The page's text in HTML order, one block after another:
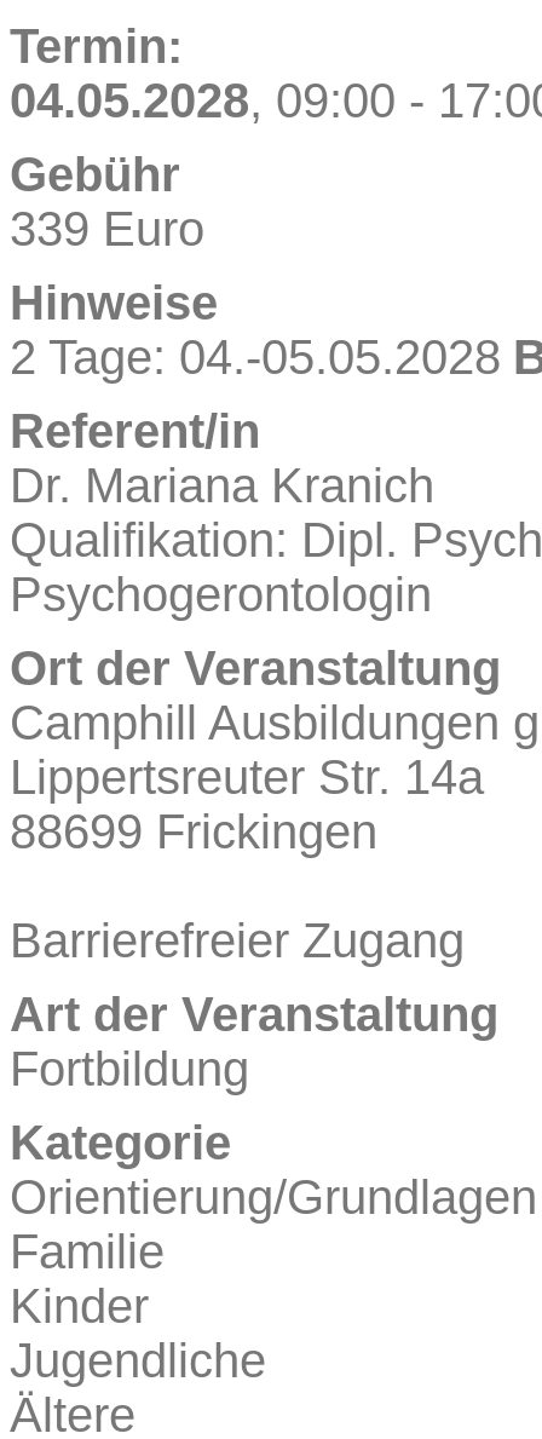
Termin:
04.05.2028, 09:00 -
Gebühr
339 Euro
Hinweise
2 Tage: 04.-05.05.2028
Referent/in
Dr. Mariana Kranich
Qualifikation: Dipl.
Psychogerontologin
Ort der Veranstaltung
Camphill Ausbildungen
Lippertsreuter Str. 14a
88699 Frickingen
Barrierefreier Zugang
Art der Veranstaltung
Fortbildung
Kategorie
Orientierung/Grundlagen
Familie
Kinder
Jugendliche
Ältere